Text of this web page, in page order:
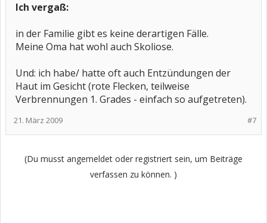
Ich vergaß:
in der Familie gibt es keine derartigen Fälle.
Meine Oma hat wohl auch Skoliose.
Und: ich habe/ hatte oft auch Entzündungen der
Haut im Gesicht (rote Flecken, teilweise
Verbrennungen 1. Grades - einfach so aufgetreten).
#7
21. März 2009
(Du musst angemeldet oder registriert sein, um Beiträge
verfassen zu können. )